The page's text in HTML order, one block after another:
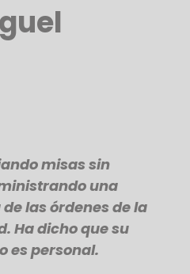
misas sin
una
las órdenes de la
Ha dicho que su
es personal.